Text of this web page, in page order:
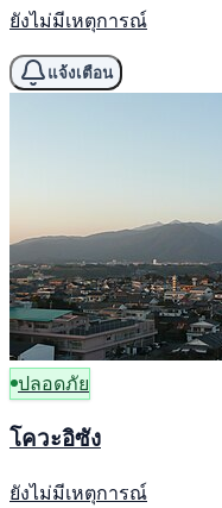
ยังไม่มีเหตุการณ์
แจ้งเตือน
ปลอดภัย
โควะอิซัง
ยังไม่มีเหตุการณ์